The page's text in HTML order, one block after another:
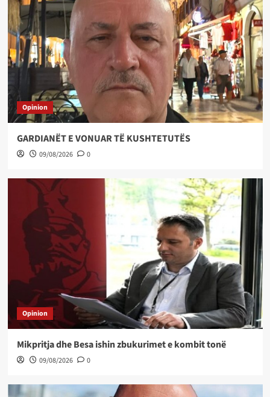
Opinion
GARDIANËT E VONUAR TË KUSHTETUTËS
09/08/2026 0
Opinion
Mikpritja dhe Besa ishin zbukurimet e kombit tonë
09/08/2026 0